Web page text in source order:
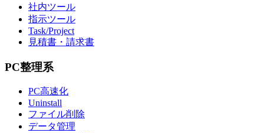
社内ツール
指示ツール
Task/Project
見積書・請求書
PC整理系
PC高速化
Uninstall
ファイル削除
データ管理